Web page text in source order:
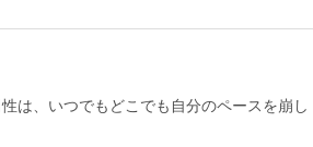
は、いつでもどこでも自分のペースを崩し